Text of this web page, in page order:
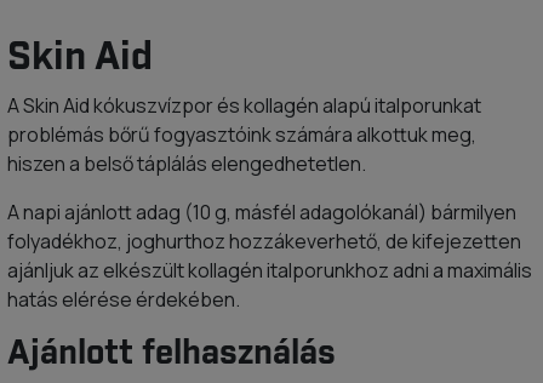
Skin Aid
A Skin Aid kókuszvízpor és kollagén alapú italporunkat
problémás bőrű fogyasztóink számára alkottuk meg,
hiszen a belső táplálás elengedhetetlen.
A napi ajánlott adag (10 g, másfél adagolókanál) bármilyen
folyadékhoz, joghurthoz hozzákeverhető, de kifejezetten
ajánljuk az elkészült kollagén italporunkhoz adni a maximális
hatás elérése érdekében.
Ajánlott felhasználás